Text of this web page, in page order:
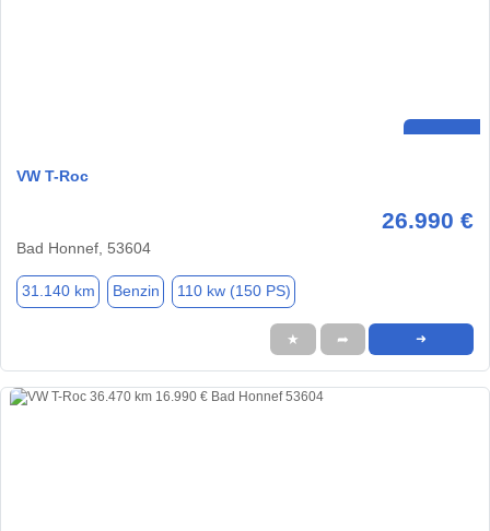
VW T-Roc
26.990 €
Bad Honnef, 53604
31.140 km Benzin 110 kw (150 PS)
★ ➦ ➜